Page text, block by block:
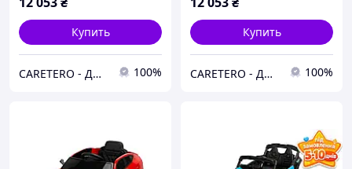
Купить
CARETERO - ДИТЯЧІ ТОВАРИ ОПТОМ ТА В РОЗДРІБ 100%
Купить
CARETERO - ДИТЯЧІ ТОВАРИ ОПТОМ ТА В РОЗДРІБ 100%